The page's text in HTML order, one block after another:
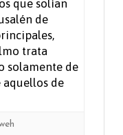
113
que solían
de
trata
solamente de
aquellos de